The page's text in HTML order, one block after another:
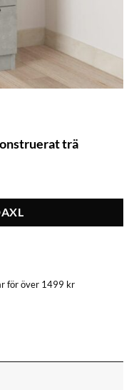
trä
för över 1499 kr